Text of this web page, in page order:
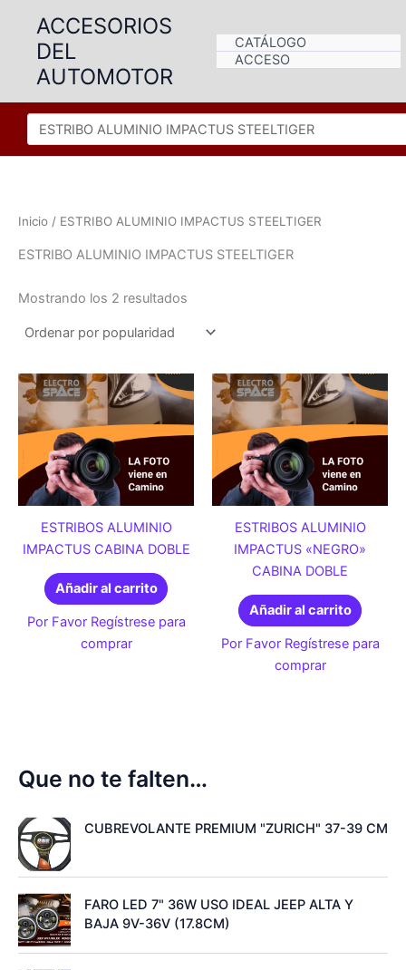
contenido
ACCESORIOS
DEL
AUTOMOTOR
CATÁLOGO
ACCESO
Inicio / ESTRIBO ALUMINIO IMPACTUS STEELTIGER
ESTRIBO ALUMINIO IMPACTUS STEELTIGER
Mostrando los 2 resultados
ESTRIBOS ALUMINIO
IMPACTUS CABINA DOBLE
Añadir al carrito
Por Favor Regístrese para
comprar
ESTRIBOS ALUMINIO
IMPACTUS «NEGRO»
CABINA DOBLE
Añadir al carrito
Por Favor Regístrese para
comprar
Que no te falten…
CUBREVOLANTE PREMIUM "ZURICH" 37-39 CM
FARO LED 7" 36W USO IDEAL JEEP ALTA Y
BAJA 9V-36V (17.8CM)